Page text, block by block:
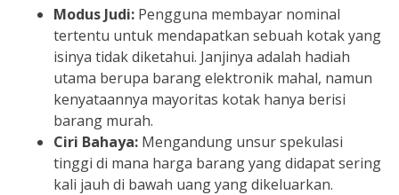
Modus Judi: Pengguna membayar nominal
tertentu untuk mendapatkan sebuah kotak yang
isinya tidak diketahui. Janjinya adalah hadiah
utama berupa barang elektronik mahal, namun
kenyataannya mayoritas kotak hanya berisi
barang murah.
Ciri Bahaya: Mengandung unsur spekulasi
tinggi di mana harga barang yang didapat sering
kali jauh di bawah uang yang dikeluarkan.